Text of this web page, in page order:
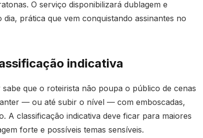
O serviço disponibilizará dublagem e
prática que vem conquistando assinantes no
indicativa
que o roteirista não poupa o público de cenas
— ou até subir o nível — com emboscadas,
A classificação indicativa deve ficar para maiores
forte e possíveis temas sensíveis.